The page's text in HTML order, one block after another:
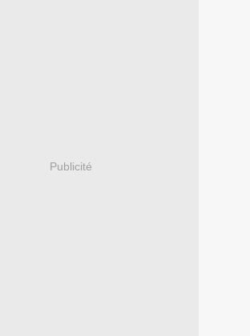
Publicité